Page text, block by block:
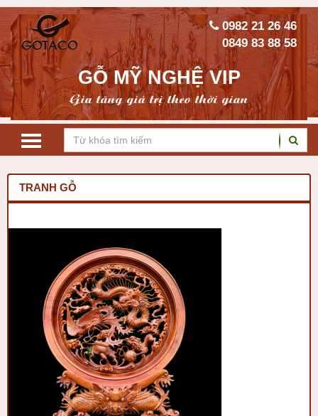
GỖ MỸ NGHỆ VIP
Gia tăng giá trị theo thời gian
0982 21 26 46
0849 83 88 58
TRANH GỖ